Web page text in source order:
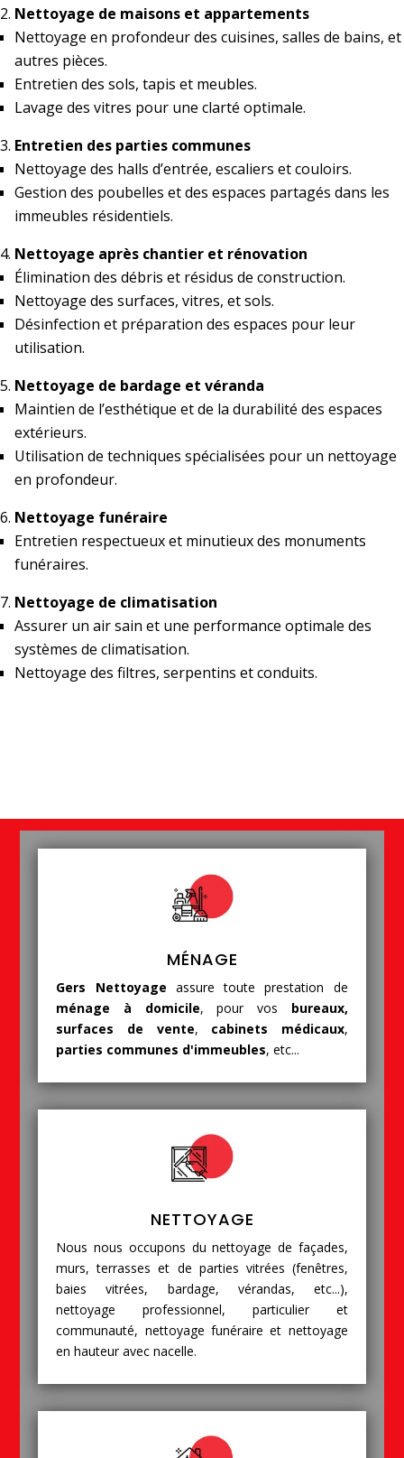
Nettoyage de maisons et appartements
Nettoyage en profondeur des cuisines, salles de bains, et
autres pièces.
Entretien des sols, tapis et meubles.
Lavage des vitres pour une clarté optimale.
Entretien des parties communes
Nettoyage des halls d’entrée, escaliers et couloirs.
Gestion des poubelles et des espaces partagés dans les
immeubles résidentiels.
Nettoyage après chantier et rénovation
Élimination des débris et résidus de construction.
Nettoyage des surfaces, vitres, et sols.
Désinfection et préparation des espaces pour leur
utilisation.
Nettoyage de bardage et véranda
Maintien de l’esthétique et de la durabilité des espaces
extérieurs.
Utilisation de techniques spécialisées pour un nettoyage
en profondeur.
Nettoyage funéraire
Entretien respectueux et minutieux des monuments
funéraires.
Nettoyage de climatisation
Assurer un air sain et une performance optimale des
systèmes de climatisation.
Nettoyage des filtres, serpentins et conduits.
MÉNAGE
Gers Nettoyage assure toute prestation de
ménage à domicile, pour vos bureaux,
surfaces de vente, cabinets médicaux,
parties communes d'immeubles, etc...
NETTOYAGE
Nous nous occupons du nettoyage de façades,
murs, terrasses et de parties vitrées (fenêtres,
baies vitrées, bardage, vérandas, etc...),
nettoyage professionnel, particulier et
communauté, nettoyage funéraire et nettoyage
en hauteur avec nacelle.